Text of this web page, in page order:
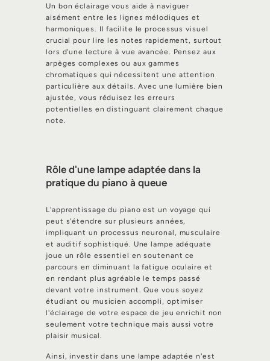
Un bon éclairage vous aide à naviguer
aisément entre les lignes mélodiques et
harmoniques. Il facilite le processus visuel
crucial pour lire les notes rapidement, surtout
lors d'une lecture à vue avancée. Pensez aux
arpèges complexes ou aux gammes
chromatiques qui nécessitent une attention
particulière aux détails. Avec une lumière bien
ajustée, vous réduisez les erreurs
potentielles en distinguant clairement chaque
note.
Rôle d'une lampe adaptée dans la
pratique du piano à queue
L'apprentissage du piano est un voyage qui
peut s'étendre sur plusieurs années,
impliquant un processus neuronal, musculaire
et auditif sophistiqué. Une lampe adéquate
joue un rôle essentiel en soutenant ce
parcours en diminuant la fatigue oculaire et
en rendant plus agréable le temps passé
devant votre instrument. Que vous soyez
étudiant ou musicien accompli, optimiser
l'éclairage de votre espace de jeu enrichit non
seulement votre technique mais aussi votre
plaisir musical.
Ainsi, investir dans une lampe adaptée n'est